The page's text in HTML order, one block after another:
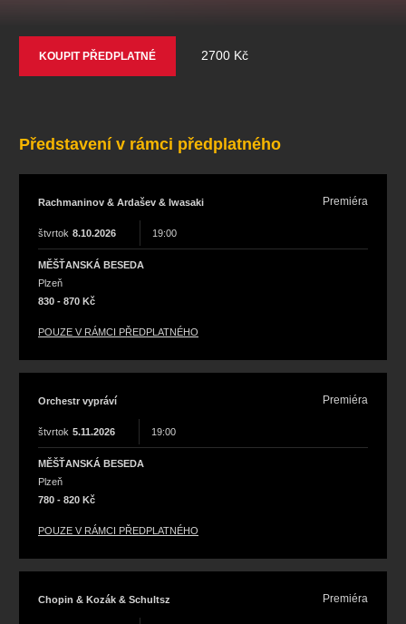
KOUPIT PŘEDPLATNÉ 2700 Kč
Představení v rámci předplatného
Rachmaninov & Ardašev & Iwasaki Premiéra
štvrtok 8.10.2026 19:00
MĚŠŤANSKÁ BESEDA
Plzeň
830 - 870 Kč
POUZE V RÁMCI PŘEDPLATNÉHO
Orchestr vypráví Premiéra
štvrtok 5.11.2026 19:00
MĚŠŤANSKÁ BESEDA
Plzeň
780 - 820 Kč
POUZE V RÁMCI PŘEDPLATNÉHO
Chopin & Kozák & Schultsz Premiéra
koncert klasickáhudba